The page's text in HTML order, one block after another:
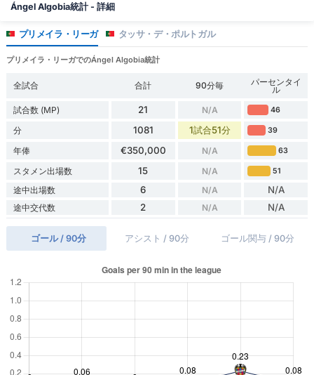
Ángel Algobia統計 - 詳細
プリメイラ・リーガ タッサ・デ・ポルトガル
プリメイラ・リーガでのÁngel Algobia統計
全試合 合計 90分毎 パーセンタイ
ル
試合数 (MP)
21 N/A 46
分 1081 1試合51分 39
年俸 €350,000 N/A 63
スタメン出場数 15 N/A 51
途中出場数 6 N/A N/A
途中交代数 2 N/A N/A
ゴール / 90分 アシスト / 90分 ゴール関与 / 90分